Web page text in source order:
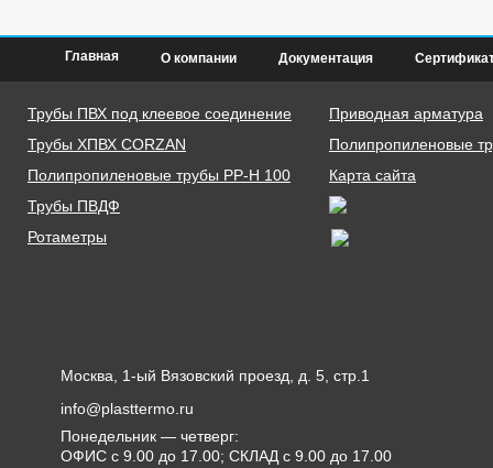
Главная О компании Документация
Трубы ПВХ под клеевое соединение
Трубы ХПВХ CORZAN
Полипропиленовые трубы PP-H 100
Трубы ПВДФ
Ротаметры
Приводная арматура
Полипропиленовые
Карта сайта
Москва, 1-ый Вязовский проезд, д. 5, стр.1
info@plasttermo.ru
Понедельник — четверг:
ОФИС с 9.00 до 17.00; СКЛАД с 9.00 до 17.00